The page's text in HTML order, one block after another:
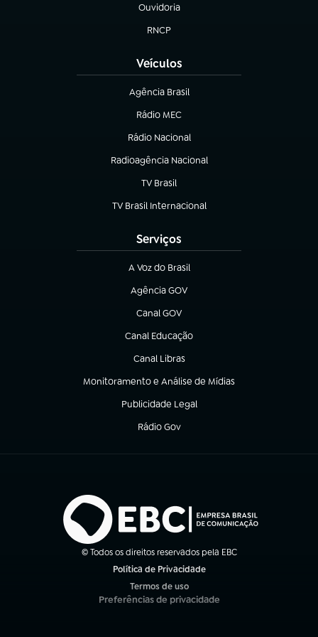
Ouvidoria
(abre em nova aba)
RNCP
(abre em nova aba)
Veículos
Agência Brasil
(abre em nova aba)
Rádio MEC
(abre em nova aba)
Rádio Nacional
Radioagência Nacional
(abre em nova aba)
TV Brasil
(abre em nova aba)
TV Brasil Internacional
(abre em nova aba)
Serviços
A Voz do Brasil
(abre em nova aba)
Agência GOV
(abre em nova aba)
Canal GOV
(abre em nova aba)
Canal Educação
(abre em nova aba)
Canal Libras
(abre em nova aba)
Monitoramento e Análise de Mídias
(abre em nova aba)
Publicidade Legal
(abre em nova aba)
Rádio Gov
(abre em nova aba)
© Todos os direitos reservados pela EBC
Política de Privacidade
Termos de uso
(abre em nova aba)
Preferências de privacidade